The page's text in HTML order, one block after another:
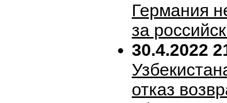
Германия
за
30.4.2022
отказ